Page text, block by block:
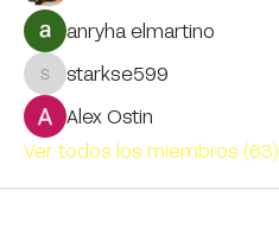
anryha elmartino
starkse599
starkse599
Alex Ostin
Ver todos los miembros (63)